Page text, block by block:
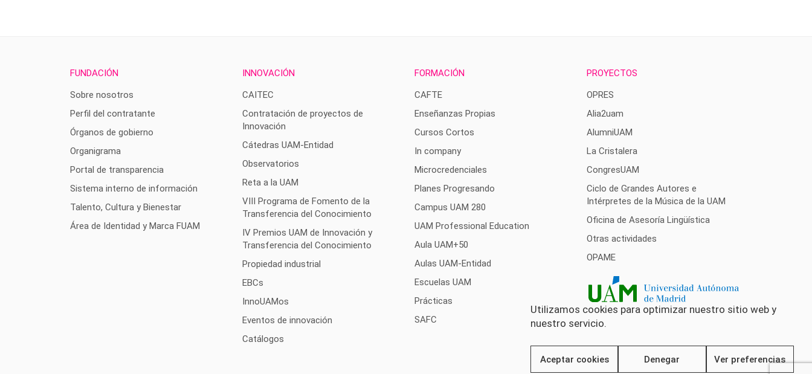
Utilizamos cookies para optimizar nuestro sitio web y
nuestro servicio.
Aceptar cookies Denegar Ver preferencias
FUNDACIÓN
Sobre nosotros
Perfil del contratante
Órganos de gobierno
Organigrama
Portal de transparencia
Sistema interno de información
Talento, Cultura y Bienestar
Área de Identidad y Marca FUAM
INNOVACIÓN
CAITEC
Contratación de proyectos de
Innovación
Cátedras UAM-Entidad
Observatorios
Reta a la UAM
VIII Programa de Fomento de la
Transferencia del Conocimiento
IV Premios UAM de Innovación y
Transferencia del Conocimiento
Propiedad industrial
EBCs
InnoUAMos
Eventos de innovación
Catálogos
FORMACIÓN
CAFTE
Enseñanzas Propias
Cursos Cortos
In company
Microcredenciales
Planes Progresando
Campus UAM 280
UAM Professional Education
Aula UAM+50
Aulas UAM-Entidad
Escuelas UAM
Prácticas
SAFC
PROYECTOS
OPRES
Alia2uam
AlumniUAM
La Cristalera
CongresUAM
Ciclo de Grandes Autores e
Intérpretes de la Música de la UAM
Oficina de Asesoría Lingüística
Otras actividades
OPAME